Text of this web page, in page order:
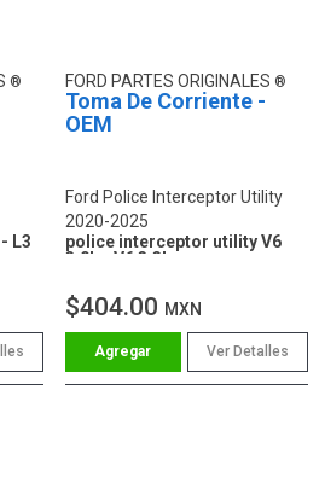
L3
FORD PARTES ORIGINALES
Toma De Corriente -
OEM
Ford Police Interceptor Utility
2020-2025
police interceptor utility V6
3.0L - V6 3.3L
$404.00 MXN
Ver Detalles